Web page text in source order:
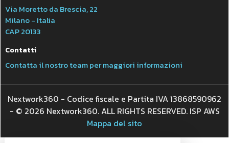
Via Moretto da Brescia, 22
Milano - Italia
CAP 20133
Contatti
Contatta il nostro team per maggiori informazioni
Nextwork360 - Codice fiscale e Partita IVA 13868590962
- © 2026 Nextwork360. ALL RIGHTS RESERVED. ISP AWS
Mappa del sito